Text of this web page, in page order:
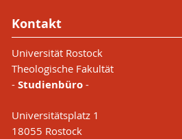
Kontakt
Universität Rostock
Theologische Fakultät
- Studienbüro -
Universitätsplatz 1
18055 Rostock